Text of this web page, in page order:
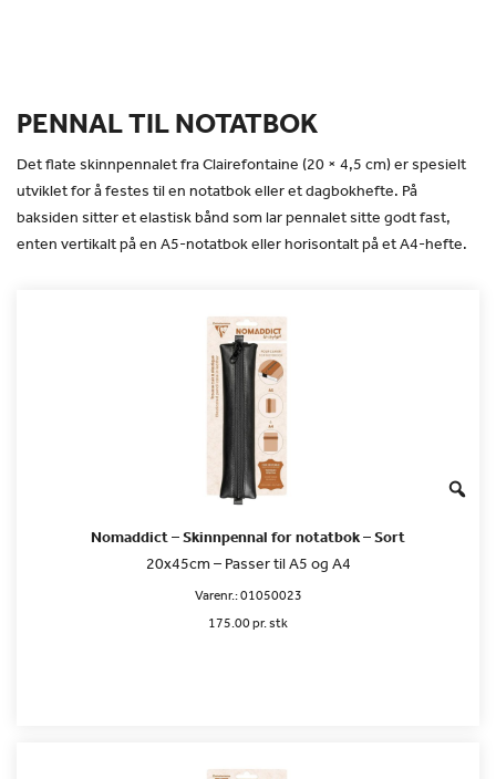
PENNAL TIL NOTATBOK
Det flate skinnpennalet fra Clairefontaine (20 × 4,5 cm) er spesielt
utviklet for å festes til en notatbok eller et dagbokhefte. På
baksiden sitter et elastisk bånd som lar pennalet sitte godt fast,
enten vertikalt på en A5-notatbok eller horisontalt på et A4-hefte.
Nomaddict – Skinnpennal for notatbok – Sort
20x45cm – Passer til A5 og A4
Varenr.:01050023
175.00 pr. stk